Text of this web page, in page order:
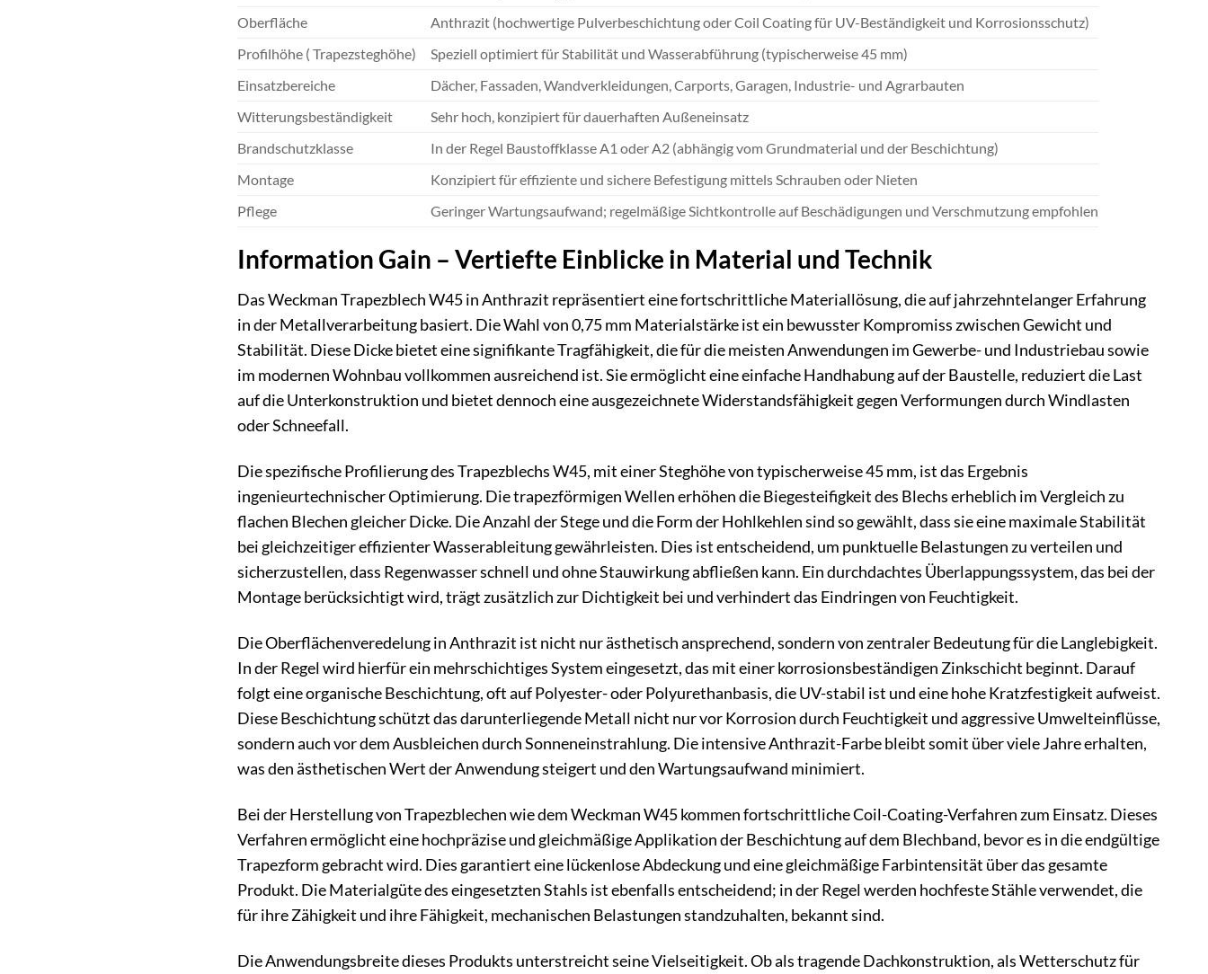
Oberfläche
Anthrazit (hochwertige Pulverbeschichtung oder Coil Coating für UV-Beständigkeit und Korrosionsschutz)
Profilhöhe ( Trapezsteghöhe)
Speziell optimiert für Stabilität und Wasserabführung (typischerweise 45 mm)
Einsatzbereiche
Dächer, Fassaden, Wandverkleidungen, Carports, Garagen, Industrie- und Agrarbauten
Witterungsbeständigkeit
Sehr hoch, konzipiert für dauerhaften Außeneinsatz
Brandschutzklasse
In der Regel Baustoffklasse A1 oder A2 (abhängig vom Grundmaterial und der Beschichtung)
Montage
Konzipiert für effiziente und sichere Befestigung mittels Schrauben oder Nieten
Pflege
Geringer Wartungsaufwand; regelmäßige Sichtkontrolle auf Beschädigungen und Verschmutzung empfohlen
Information Gain – Vertiefte Einblicke in Material und Technik
Das Weckman Trapezblech W45 in Anthrazit repräsentiert eine fortschrittliche Materiallösung, die auf jahrzehntelanger Erfahrung
in der Metallverarbeitung basiert. Die Wahl von 0,75 mm Materialstärke ist ein bewusster Kompromiss zwischen Gewicht und
Stabilität. Diese Dicke bietet eine signifikante Tragfähigkeit, die für die meisten Anwendungen im Gewerbe- und Industriebau sowie
im modernen Wohnbau vollkommen ausreichend ist. Sie ermöglicht eine einfache Handhabung auf der Baustelle, reduziert die Last
auf die Unterkonstruktion und bietet dennoch eine ausgezeichnete Widerstandsfähigkeit gegen Verformungen durch Windlasten
oder Schneefall.
Die spezifische Profilierung des Trapezblechs W45, mit einer Steghöhe von typischerweise 45 mm, ist das Ergebnis
ingenieurtechnischer Optimierung. Die trapezförmigen Wellen erhöhen die Biegesteifigkeit des Blechs erheblich im Vergleich zu
flachen Blechen gleicher Dicke. Die Anzahl der Stege und die Form der Hohlkehlen sind so gewählt, dass sie eine maximale Stabilität
bei gleichzeitiger effizienter Wasserableitung gewährleisten. Dies ist entscheidend, um punktuelle Belastungen zu verteilen und
sicherzustellen, dass Regenwasser schnell und ohne Stauwirkung abfließen kann. Ein durchdachtes Überlappungssystem, das bei der
Montage berücksichtigt wird, trägt zusätzlich zur Dichtigkeit bei und verhindert das Eindringen von Feuchtigkeit.
Die Oberflächenveredelung in Anthrazit ist nicht nur ästhetisch ansprechend, sondern von zentraler Bedeutung für die Langlebigkeit.
In der Regel wird hierfür ein mehrschichtiges System eingesetzt, das mit einer korrosionsbeständigen Zinkschicht beginnt. Darauf
folgt eine organische Beschichtung, oft auf Polyester- oder Polyurethanbasis, die UV-stabil ist und eine hohe Kratzfestigkeit aufweist.
Diese Beschichtung schützt das darunterliegende Metall nicht nur vor Korrosion durch Feuchtigkeit und aggressive Umwelteinflüsse,
sondern auch vor dem Ausbleichen durch Sonneneinstrahlung. Die intensive Anthrazit-Farbe bleibt somit über viele Jahre erhalten,
was den ästhetischen Wert der Anwendung steigert und den Wartungsaufwand minimiert.
Bei der Herstellung von Trapezblechen wie dem Weckman W45 kommen fortschrittliche Coil-Coating-Verfahren zum Einsatz. Dieses
Verfahren ermöglicht eine hochpräzise und gleichmäßige Applikation der Beschichtung auf dem Blechband, bevor es in die endgültige
Trapezform gebracht wird. Dies garantiert eine lückenlose Abdeckung und eine gleichmäßige Farbintensität über das gesamte
Produkt. Die Materialgüte des eingesetzten Stahls ist ebenfalls entscheidend; in der Regel werden hochfeste Stähle verwendet, die
für ihre Zähigkeit und ihre Fähigkeit, mechanischen Belastungen standzuhalten, bekannt sind.
Die Anwendungsbreite dieses Produkts unterstreicht seine Vielseitigkeit. Ob als tragende Dachkonstruktion, als Wetterschutz für